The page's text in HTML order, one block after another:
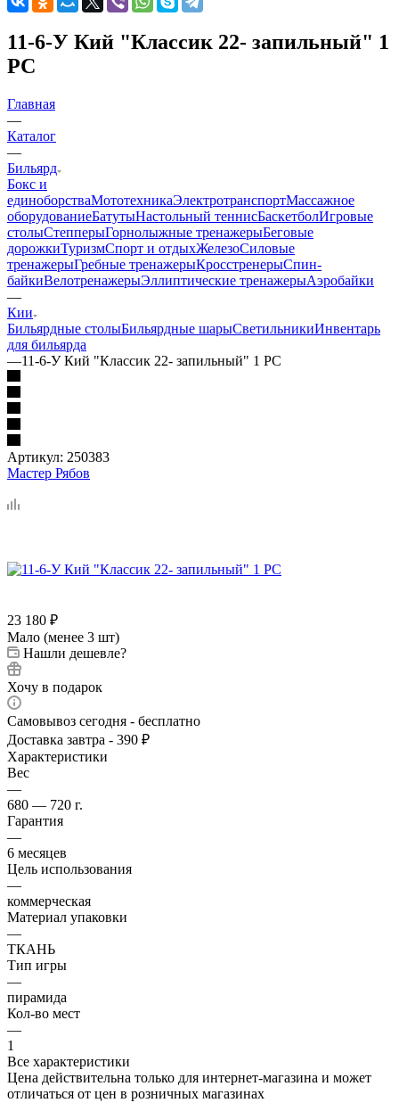
11-6-У Кий "Классик 22- запильный" 1
РС
Главная
—
Каталог
—
Бильярд
Бокс и
единоборстваМототехникаЭлектротранспортМассажное
оборудованиеБатутыНастольный теннисБаскетболИгровые
столыСтепперыГорнолыжные тренажерыБеговые
дорожкиТуризмСпорт и отдыхЖелезоСиловые
тренажерыГребные тренажерыКросстренерыСпин-
байкиВелотренажерыЭллиптические тренажерыАэробайки
—
Кии
Бильярдные столыБильярдные шарыСветильникиИнвентарь
для бильярда
—11-6-У Кий "Классик 22- запильный" 1 РС
Артикул: 250383
Мастер Рябов
23 180 ₽
Мало (менее 3 шт)
Нашли дешевле?
Хочу в подарок
Самовывоз сегодня - бесплатно
Доставка завтра - 390 ₽
Характеристики
Вес
—
680 — 720 г.
Гарантия
—
6 месяцев
Цель использования
—
коммерческая
Материал упаковки
—
ТКАНЬ
Тип игры
—
пирамида
Кол-во мест
—
1
Все характеристики
Цена действительна только для интернет-магазина и может
отличаться от цен в розничных магазинах